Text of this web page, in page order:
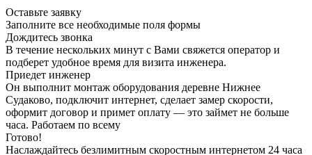
Оставьте заявку
Заполните все необходимые поля формы
Дождитесь звонка
В течение нескольких минут с Вами свяжется оператор и
подберет удобное время для визита инженера.
Приедет инженер
Он выполнит монтаж оборудования деревне Нижнее
Судаково, подключит интернет, сделает замер скорости,
оформит договор и примет оплату — это займет не больше
часа. Работаем по всему
Готово!
Наслаждайтесь безлимитным скоростным интернетом 24 часа